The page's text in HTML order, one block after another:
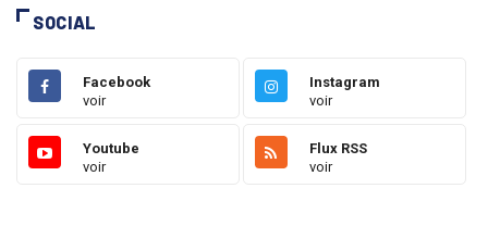
SOCIAL
Facebook
voir
Instagram
voir
Youtube
voir
Flux RSS
voir